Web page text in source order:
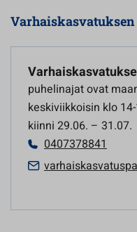
puhelinajat ovat
keskiviikkoisin klo
kiinni 29.06. – 31.07.
0407378841